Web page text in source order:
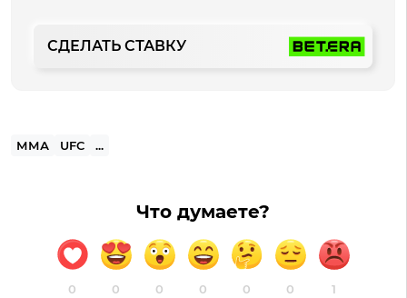
СДЕЛАТЬ СТАВКУ
ММА UFC ...
Что думаете?
0 0 0 0 0 0 1